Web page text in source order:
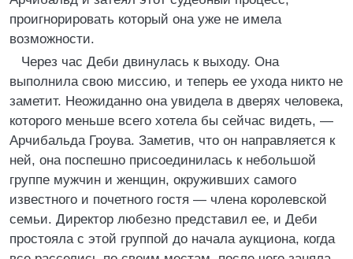
проигнорировать который она уже не имела
возможности.
Через час Деби двинулась к выходу. Она
выполнила свою миссию, и теперь ее ухода никто не
заметит. Неожиданно она увидела в дверях человека,
которого меньше всего хотела бы сейчас видеть, —
Арчибальда Гроува. Заметив, что он направляется к
ней, она поспешно присоединилась к небольшой
группе мужчин и женщин, окруживших самого
известного и почетного гостя — члена королевской
семьи. Директор любезно представил ее, и Деби
простояла с этой группой до начала аукциона, когда